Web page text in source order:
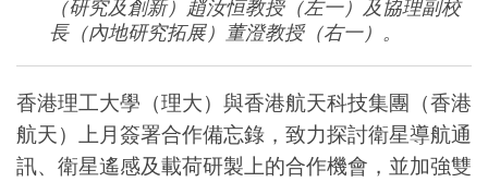
（研究及創新）趙汝恒教授（左一）及協理副校
長（內地研究拓展）董澄教授（右一）。
香港理工大學（理大）與香港航天科技集團（香港
航天）上月簽署合作備忘錄，致力探討衛星導航通
訊、衛星遙感及載荷研製上的合作機會，並加強雙